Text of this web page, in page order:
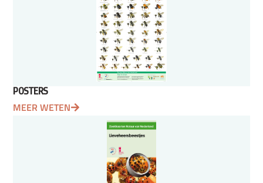
POSTERS
MEER WETEN